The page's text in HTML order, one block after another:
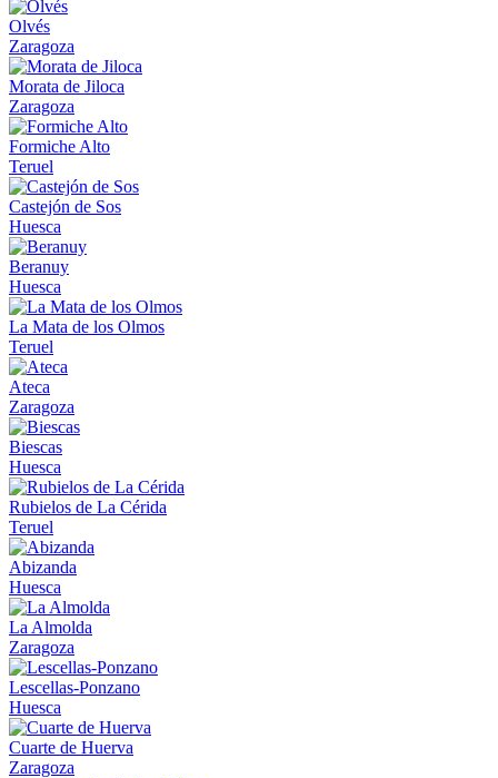
Olvés
Zaragoza
Morata de Jiloca
Zaragoza
Formiche Alto
Teruel
Castejón de Sos
Huesca
Beranuy
Huesca
La Mata de los Olmos
Teruel
Ateca
Zaragoza
Biescas
Huesca
Rubielos de La Cérida
Teruel
Abizanda
Huesca
La Almolda
Zaragoza
Lescellas-Ponzano
Huesca
Cuarte de Huerva
Zaragoza